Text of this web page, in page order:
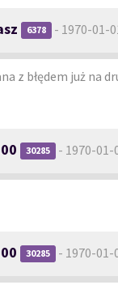
6378 - 1970-01-
z błędem już na
30285 - 1970-01-
30285 - 1970-01-